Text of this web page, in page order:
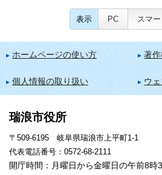
表示 PC スマ
ホームページの使い方 著
個人情報の取り扱い ウ
瑞浪市役所
〒509-6195 岐阜県瑞浪市上平町1-1
代表電話番号：0572-68-2111
開庁時間：月曜日から金曜日の午前8時